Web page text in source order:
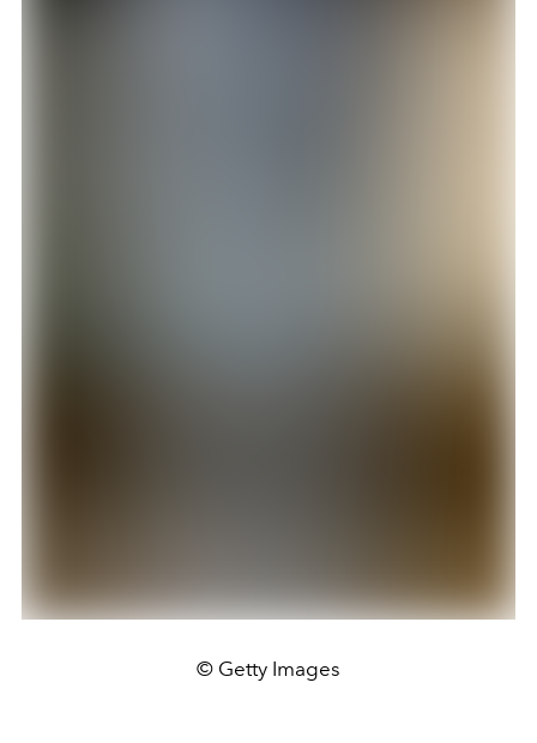
© Getty Images